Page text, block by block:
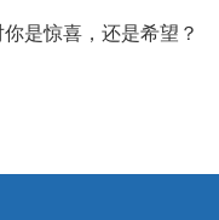
是惊喜，还是希望？